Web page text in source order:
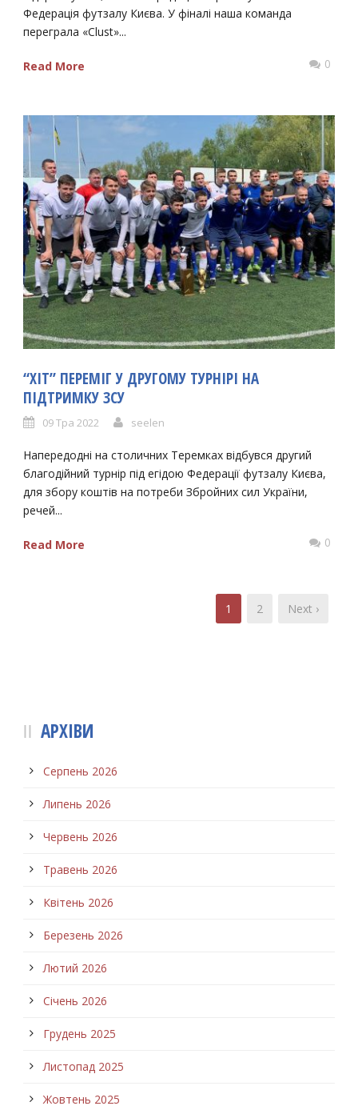
Федерація футзалу Києва. У фіналі наша команда
переграла «Clust»...
Read More 0
“ХІТ” ПЕРЕМІГ У ДРУГОМУ ТУРНІРІ НА
ПІДТРИМКУ ЗСУ
09 Тра 2022 seelen
Напередодні на столичних Теремках відбувся другий
благодійний турнір під егідою Федерації футзалу Києва,
для збору коштів на потреби Збройних сил України,
речей...
Read More 0
1 2 Next ›
АРХІВИ
Серпень 2026
Липень 2026
Червень 2026
Травень 2026
Квітень 2026
Березень 2026
Лютий 2026
Січень 2026
Грудень 2025
Листопад 2025
Жовтень 2025